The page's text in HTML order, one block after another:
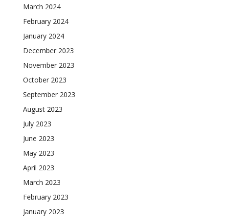
March 2024
February 2024
January 2024
December 2023
November 2023
October 2023
September 2023
August 2023
July 2023
June 2023
May 2023
April 2023
March 2023
February 2023
January 2023